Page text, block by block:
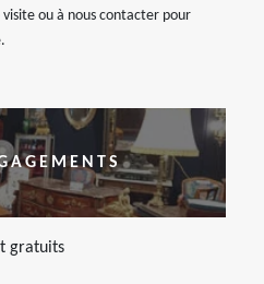
ou à nous contacter pour
gratuits